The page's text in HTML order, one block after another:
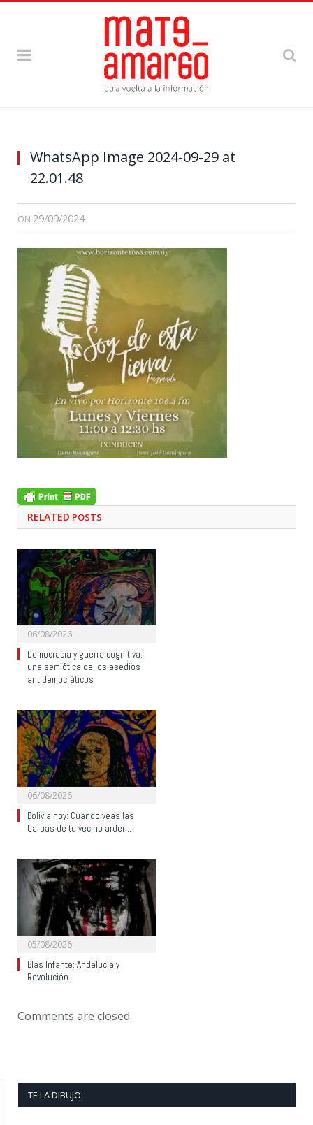
WhatsApp Image 2024-09-29 at
22.01.48
ON 29/09/2024
RELATED POSTS
06/08/2026
Democracia y guerra cognitiva:
una semiótica de los asedios
antidemocráticos
06/08/2026
Bolivia hoy: Cuando veas las
barbas de tu vecino arder…
05/08/2026
Blas Infante: Andalucía y
Revolución.
Comments are closed.
TE LA DIBUJO